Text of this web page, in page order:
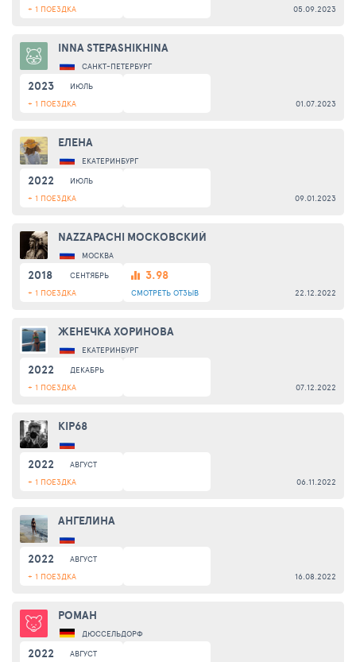
+ 1 ПОЕЗДКА
05.09.2023
INNA STEPASHIKHINA
САНКТ-ПЕТЕРБУРГ
2023
ИЮЛЬ
+ 1 ПОЕЗДКА
01.07.2023
ЕЛЕНА
ЕКАТЕРИНБУРГ
2022
ИЮЛЬ
+ 1 ПОЕЗДКА
09.01.2023
NAZZAPACHI МОСКОВСКИЙ
МОСКВА
2018
СЕНТЯБРЬ
+ 1 ПОЕЗДКА
3.98
СМОТРЕТЬ ОТЗЫВ 22.12.2022
ЖЕНЕЧКА ХОРИНОВА
ЕКАТЕРИНБУРГ
2022
ДЕКАБРЬ
+ 1 ПОЕЗДКА
07.12.2022
KIP68
2022
АВГУСТ
+ 1 ПОЕЗДКА
06.11.2022
АНГЕЛИНА
2022
АВГУСТ
+ 1 ПОЕЗДКА
16.08.2022
РОМАН
ДЮССЕЛЬДОРФ
2022
АВГУСТ